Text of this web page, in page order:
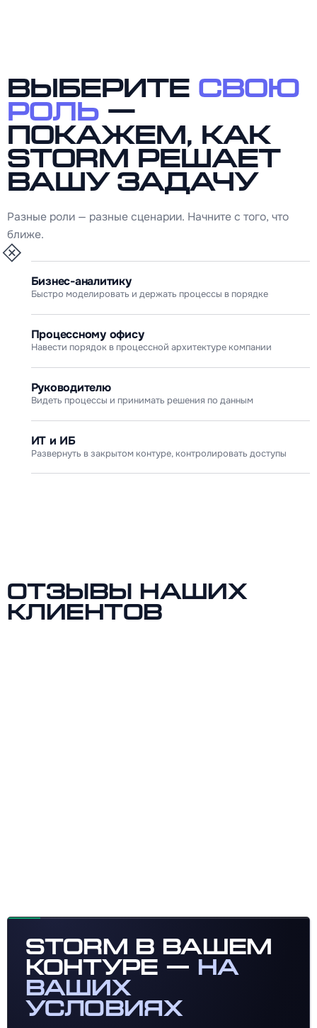
Выберите свою
роль—
покажем, как
Storm решает
вашу задачу
Разные роли — разные сценарии. Начните с того, что
ближе.
Бизнес-аналитику
Быстро моделировать и держать процессы в порядке
Процессному офису
Навести порядок в процессной архитектуре компании
Руководителю
Видеть процессы и принимать решения по данным
ИТ и ИБ
Развернуть в закрытом контуре, контролировать доступы
Отзывы наших
клиентов
Storm в вашем
контуре —
на
ваших
условиях